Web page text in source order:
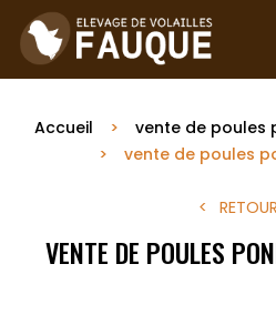
Accueil vente de poules
vente de poules
RETOUR
VENTE DE POULES